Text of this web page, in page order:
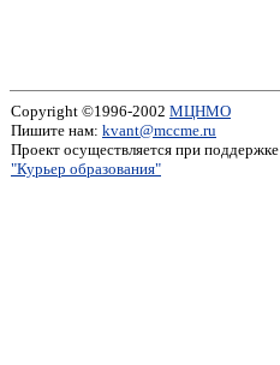
Copyright ©1996-2002 МЦНМО
Пишите нам: kvant@mccme.ru
Проект осуществляется при поддержке
"Курьер образования"